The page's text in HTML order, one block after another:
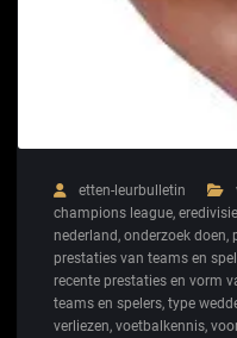
etten-leurbulletin
champions league, eredivisie
nederland, onderzoek doen,
prestaties van teams en
recente prestaties en vorm
teams en spelers, type
verliezen, voetbalkennis,